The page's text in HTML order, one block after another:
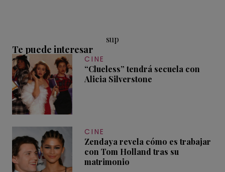
sup
Te puede interesar
CINE
“Clueless” tendrá secuela con
Alicia Silverstone
CINE
Zendaya revela cómo es trabajar
con Tom Holland tras su
matrimonio